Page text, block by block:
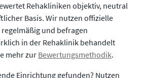
Rehakliniken objektiv, neutral
Basis. Wir nutzen offizielle
und befragen
in der Rehaklinik behandelt
mehr zur Bewertungsmethodik.
Einrichtung gefunden? Nutzen